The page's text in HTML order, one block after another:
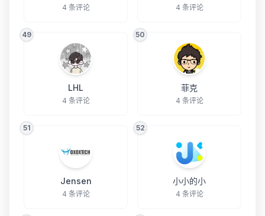
4 条评论 4 条评论
49
LHL
4 条评论
50
菲克
4 条评论
51
Jensen
4 条评论
52
小小的小
4 条评论